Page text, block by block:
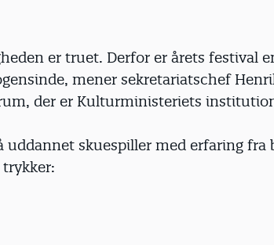
er truet. Derfor er årets festival
mener sekretariatschef
der er Kulturministeriets
uddannet skuespiller med erfaring fra